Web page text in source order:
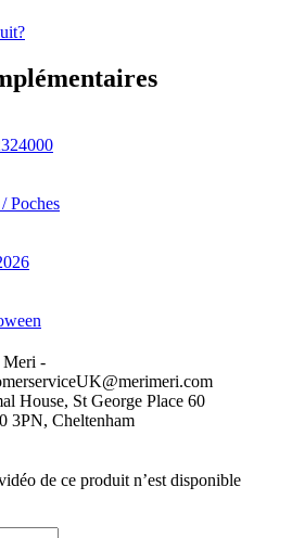
/ Poches
-
House, St George Place 60
3PN, Cheltenham
de ce produit n’est disponible